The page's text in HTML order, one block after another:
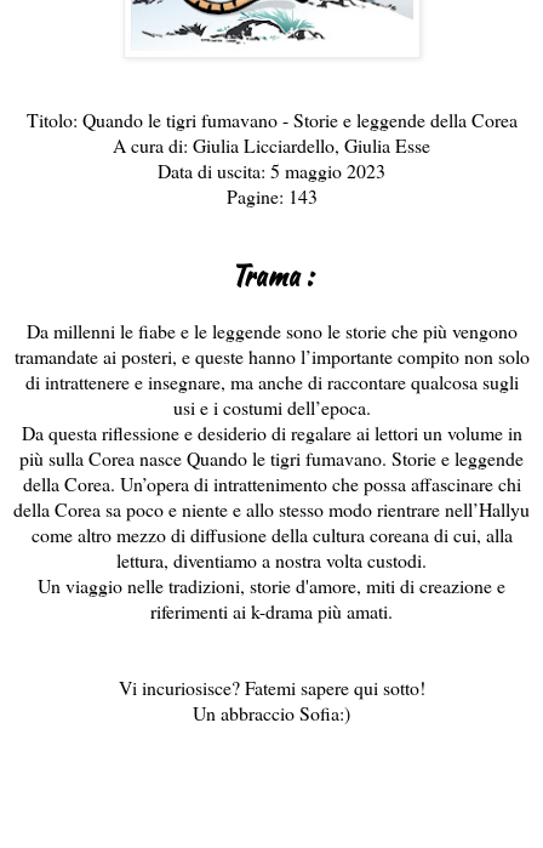
Titolo: Quando le tigri fumavano - Storie e leggende della Corea
A cura di: Giulia Licciardello, Giulia Esse
Data di uscita: 5 maggio 2023
Pagine: 143
Trama :
Da millenni le fiabe e le leggende sono le storie che più vengono
tramandate ai posteri, e queste hanno l’importante compito non solo
di intrattenere e insegnare, ma anche di raccontare qualcosa sugli
usi e i costumi dell’epoca.
Da questa riflessione e desiderio di regalare ai lettori un volume in
più sulla Corea nasce Quando le tigri fumavano. Storie e leggende
della Corea. Un’opera di intrattenimento che possa affascinare chi
della Corea sa poco e niente e allo stesso modo rientrare nell’Hallyu
come altro mezzo di diffusione della cultura coreana di cui, alla
lettura, diventiamo a nostra volta custodi.
Un viaggio nelle tradizioni, storie d'amore, miti di creazione e
riferimenti ai k-drama più amati.
Vi incuriosisce? Fatemi sapere qui sotto!
Un abbraccio Sofia:)